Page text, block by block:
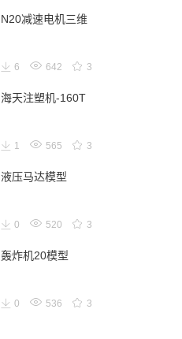
N20减速电机三维
6 642 3
海天注塑机-160T
1 565 3
液压马达模型
0 520 3
轰炸机20模型
0 536 3